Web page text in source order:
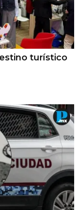
turístico